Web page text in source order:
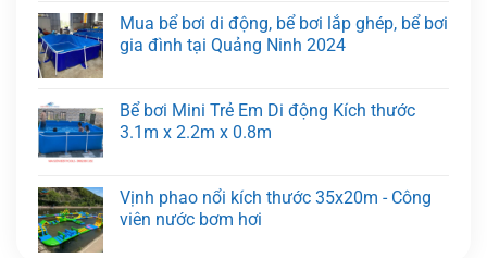
Mua bể bơi di động, bể bơi lắp ghép, bể bơi
gia đình tại Quảng Ninh 2024
Bể bơi Mini Trẻ Em Di động Kích thước
3.1m x 2.2m x 0.8m
Vịnh phao nổi kích thước 35x20m - Công
viên nước bơm hơi